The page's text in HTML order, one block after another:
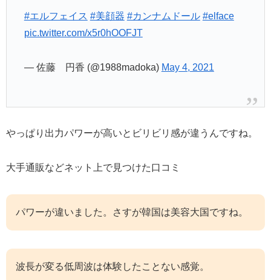
#エルフェイス #美顔器 #カンナムドール #elface
pic.twitter.com/x5r0hOOFJT
— 佐藤 円香 (@1988madoka) May 4, 2021
やっぱり出力パワーが高いとビリビリ感が違うんですね。
大手通販などネット上で見つけた口コミ
パワーが違いました。さすが韓国は美容大国ですね。
波長が変る低周波は体験したことない感覚。